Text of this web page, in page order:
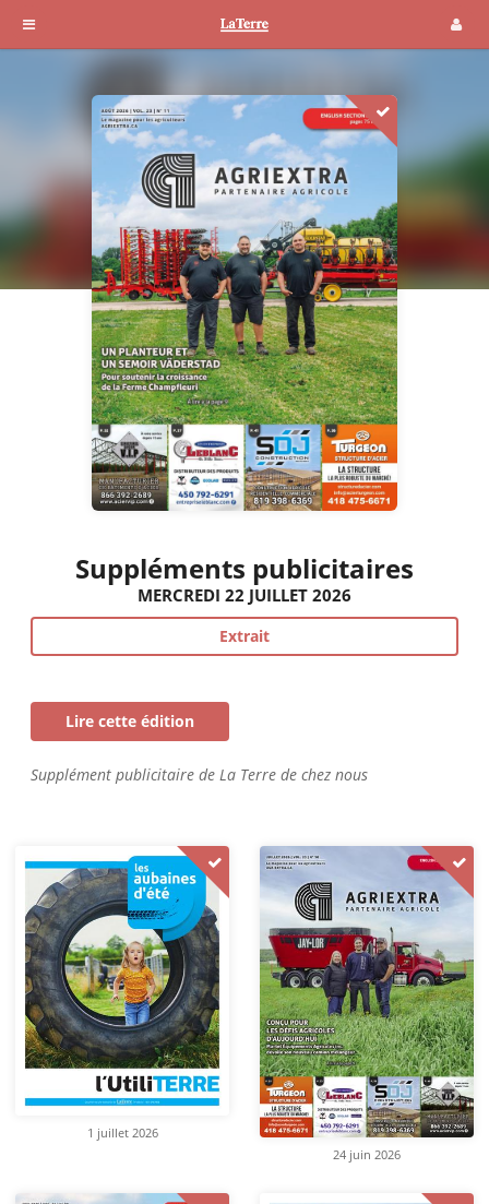
Suppléments publicitaires
MERCREDI 22 JUILLET 2026
Extrait
Lire cette édition
Supplément publicitaire de La Terre de chez nous
1 juillet 2026
24 juin 2026